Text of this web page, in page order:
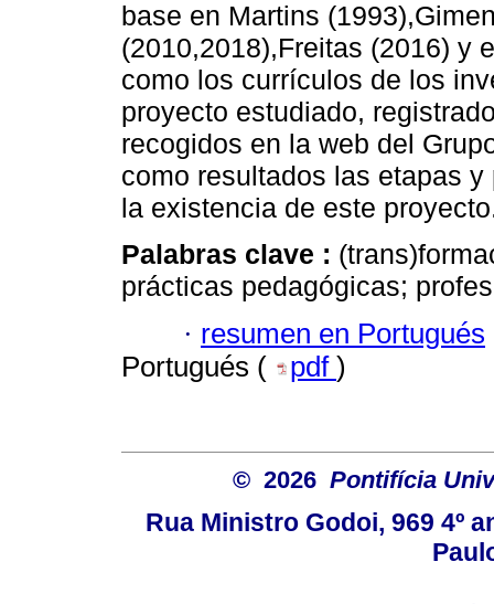
base en Martins
(2010,2018),Freitas (2016) y
como los currículos de los
proyecto estudiado,
recogidos en la web del
como resultados las etapas
la existencia de este
Palabras clave :
prácticas pedagógicas;
· resumen en Portugués
Portugués (
pdf )
© 2026 Pontifícia
Rua Ministro Godoi, 969 4º